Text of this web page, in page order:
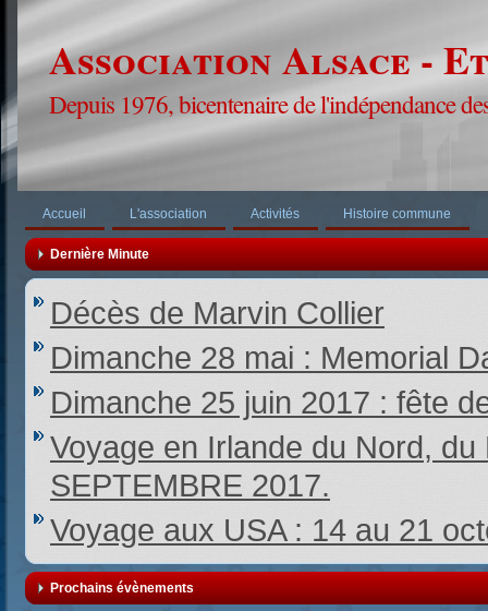
Association Alsace -
Depuis 1976, bicentenaire de l'indépendance
Accueil L'association Activités Histoire commune
Dernière Minute
Décès de Marvin Collier
Dimanche 28 mai : Memorial
Dimanche 25 juin 2017 : fête
Voyage en Irlande du Nord,
SEPTEMBRE 2017.
Voyage aux USA : 14 au 21
Prochains évènements